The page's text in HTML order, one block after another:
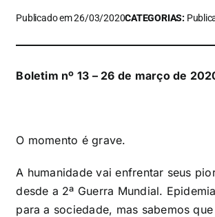
Publicado em 26/03/2020CATEGORIAS:
Boletim nº 13 – 26 de março de
O momento é grave.
A humanidade vai enfrentar seus
desde a 2ª Guerra Mundial.
para a sociedade, mas sabemos